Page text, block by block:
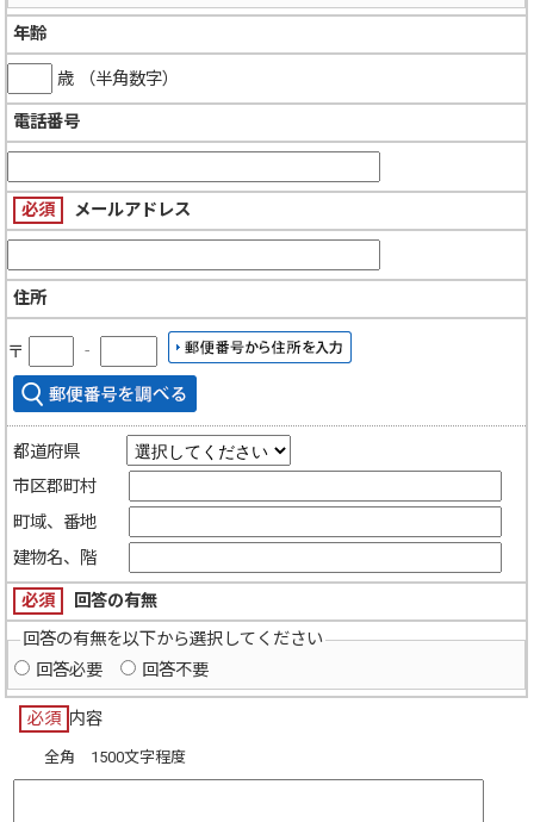
年齢
歳 （半角数字）
電話番号
必須 メールアドレス
住所
〒 ‐
都道府県
市区郡町村
町域、番地
建物名、階
必須
回答の有無
回答の有無を以下から選択してください
回答必要
回答不要
必須 内容
全角 1500文字程度